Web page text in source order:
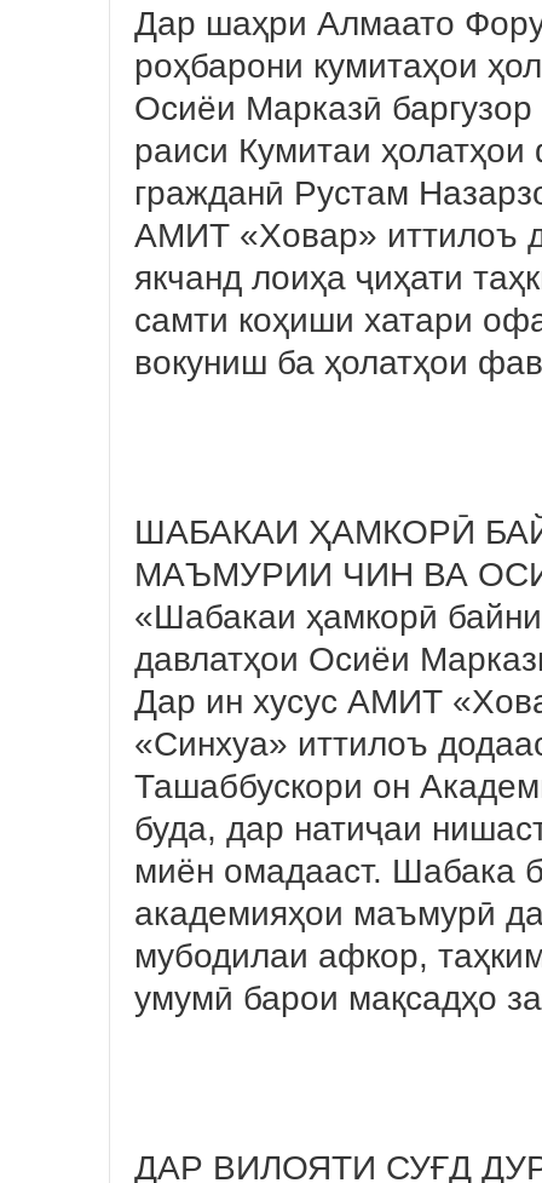
Дар шаҳри Алмаато
роҳбарони кумитаҳои
Осиёи Марказӣ баргузор
раиси Кумитаи
гражданӣ Рустам
АМИТ «Ховар» иттилоъ
якчанд лоиҳа ҷиҳати
самти коҳиши хатари
вокуниш ба ҳолатҳои
ШАБАКАИ ҲАМКОРӢ
МАЪМУРИИ ЧИН ВА
«Шабакаи ҳамкорӣ
давлатҳои Осиёи
Дар ин хусус АМИТ
«Синхуа» иттилоъ
Ташаббускори он
буда, дар натиҷаи
миён омадааст. Шабака
академияҳои маъмурӣ
мубодилаи афкор,
умумӣ барои мақсадҳо
ДАР ВИЛОЯТИ СУҒД